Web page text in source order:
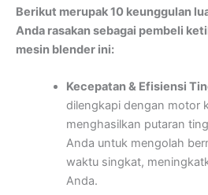
Berikut merupak 10 keunggulan
Anda rasakan sebagai pembeli
mesin blender ini:
Kecepatan & Efisiensi
dilengkapi dengan motor
menghasilkan putaran
Anda untuk mengolah
waktu singkat,
Anda.